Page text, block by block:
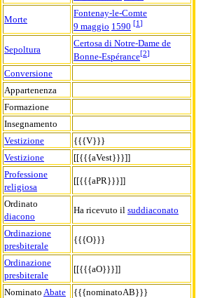
Morte
Fontenay-le-Comte
9 maggio 1590 [1]
Sepoltura
Certosa di Notre-Dame de
Bonne-Espérance[2]
Conversione
Appartenenza
Formazione
Insegnamento
Vestizione
{{{V}}}
Vestizione
[[{{{aVest}}}]]
Professione
religiosa
[[{{{aPR}}}]]
Ordinato
diacono
Ha ricevuto il suddiaconato
Ordinazione
presbiterale
{{{O}}}
Ordinazione
presbiterale
[[{{{aO}}}]]
Nominato Abate
{{{nominatoAB}}}